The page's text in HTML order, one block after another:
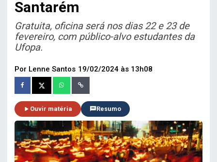
Santarém
Gratuita, oficina será nos dias 22 e 23 de
fevereiro, com público-alvo estudantes da
Ufopa.
Por Lenne Santos 19/02/2024 às 13h08
Ouvir matéria Resumo